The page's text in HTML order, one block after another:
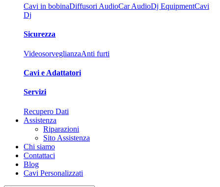
Cavi in bobinaDiffusori AudioCar AudioDj EquipmentCavi
Dj
Sicurezza
VideosorveglianzaAnti furti
Cavi e Adattatori
Servizi
Recupero Dati
Assistenza
Riparazioni
Sito Assistenza
Chi siamo
Contattaci
Blog
Cavi Personalizzati